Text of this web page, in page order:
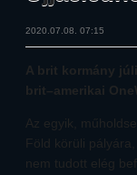
2020.07.08. 07:15
A brit kormány
brit–amerikai
Az egyik,
Föld körüli
nem tudott elég